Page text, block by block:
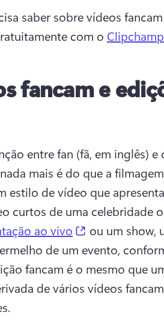
saber sobre vídeos
com o Clipchamp
fancam e
entre fan (fã, em inglês) e
mais é do que a
estilo de vídeo que
curtos de uma celebridade
ao vivo (opens in a
ou um show,
de um evento,
fancam é o mesmo que
de vários vídeos fancam